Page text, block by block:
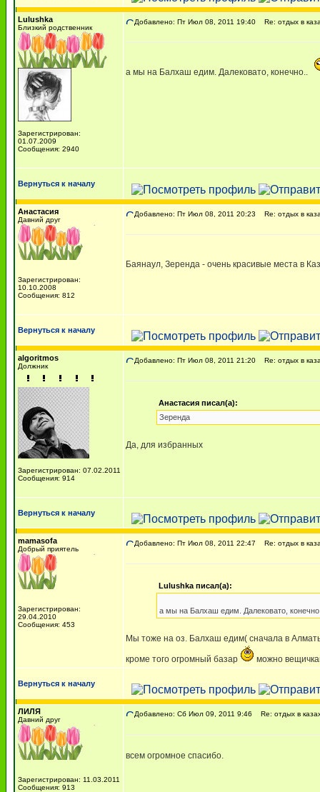
Lulushka
Близкий родственник
Зарегистрирован:
01.07.2009
Сообщения: 2940
Добавлено: Пт Июл 08, 2011 19:40 Re: отдых в
а мы на Балхаш едим. Далековато, конечно..
Вернуться к началу
Анастасия
Давний друг
Зарегистрирован:
10.10.2008
Сообщения: 812
Добавлено: Пт Июл 08, 2011 20:23 Re: отдых в
Баянаул, Зеренда - очень красивые места в
Вернуться к началу
algoritmos
Должник
Зарегистрирован: 07.02.2011
Сообщения: 914
Добавлено: Пт Июл 08, 2011 21:20 Re: отдых в
Анастасия писал(а):
Зеренда
Да, для избранных
Вернуться к началу
mamasofa
Добрый приятель
Зарегистрирован:
29.04.2010
Сообщения: 453
Добавлено: Пт Июл 08, 2011 22:47 Re: отдых в
Lulushka писал(а):
а мы на Балхаш едим. Далековато,
Мы тоже на оз. Балхаш едим( сначала в
кроме того огромный базар можно
Вернуться к началу
ЛИЛЯ
Давний друг
Зарегистрирован: 11.03.2011
Сообщения: 913
Добавлено: Сб Июл 09, 2011 9:46 Re: отдых в
всем огромное спасибо.